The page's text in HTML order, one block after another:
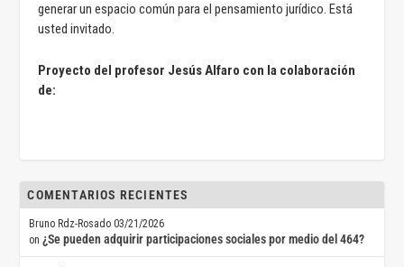
generar un espacio común para el pensamiento jurídico. Está
usted invitado.
Proyecto del profesor Jesús Alfaro con la colaboración
de:
COMENTARIOS RECIENTES
Bruno Rdz-Rosado 03/21/2026
on¿Se pueden adquirir participaciones sociales por medio del 464?